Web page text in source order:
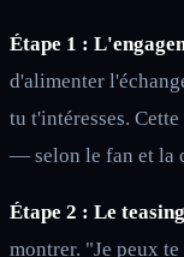
Étape 1 :
d'alimenter
tu t'intéresses.
— selon le fan et la
Étape 2 : Le
montrer. "Je peux